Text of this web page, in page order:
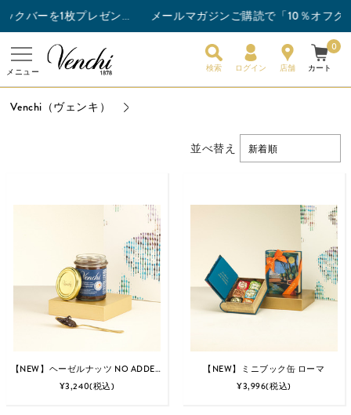
チョコレートバー3枚以上ご購入でスナックバーを1枚プレゼント！ メールマガジンご購読で「10％オフクーポン」プ
メニュー 検索 ログイン 店舗 カート
0
Venchi（ヴェンキ）
並べ替え 新着順
【NEW】ヘーゼルナッツ NO ADDED SUGAR スプレッド
¥3,240(税込)
【NEW】ミニブック缶 ローマ
¥3,996(税込)